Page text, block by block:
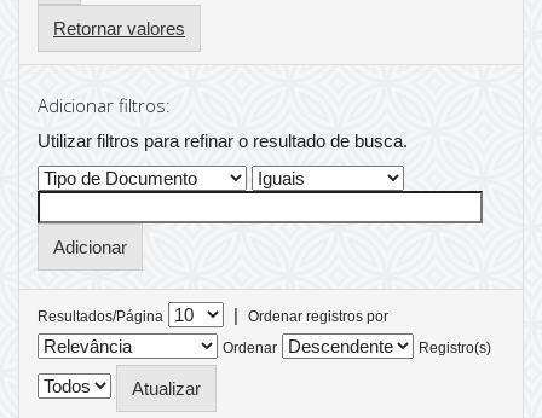
Retornar valores
Adicionar filtros:
Utilizar filtros para refinar o resultado de busca.
Resultados/Página |
Ordenar registros por
Ordenar
Registro(s)